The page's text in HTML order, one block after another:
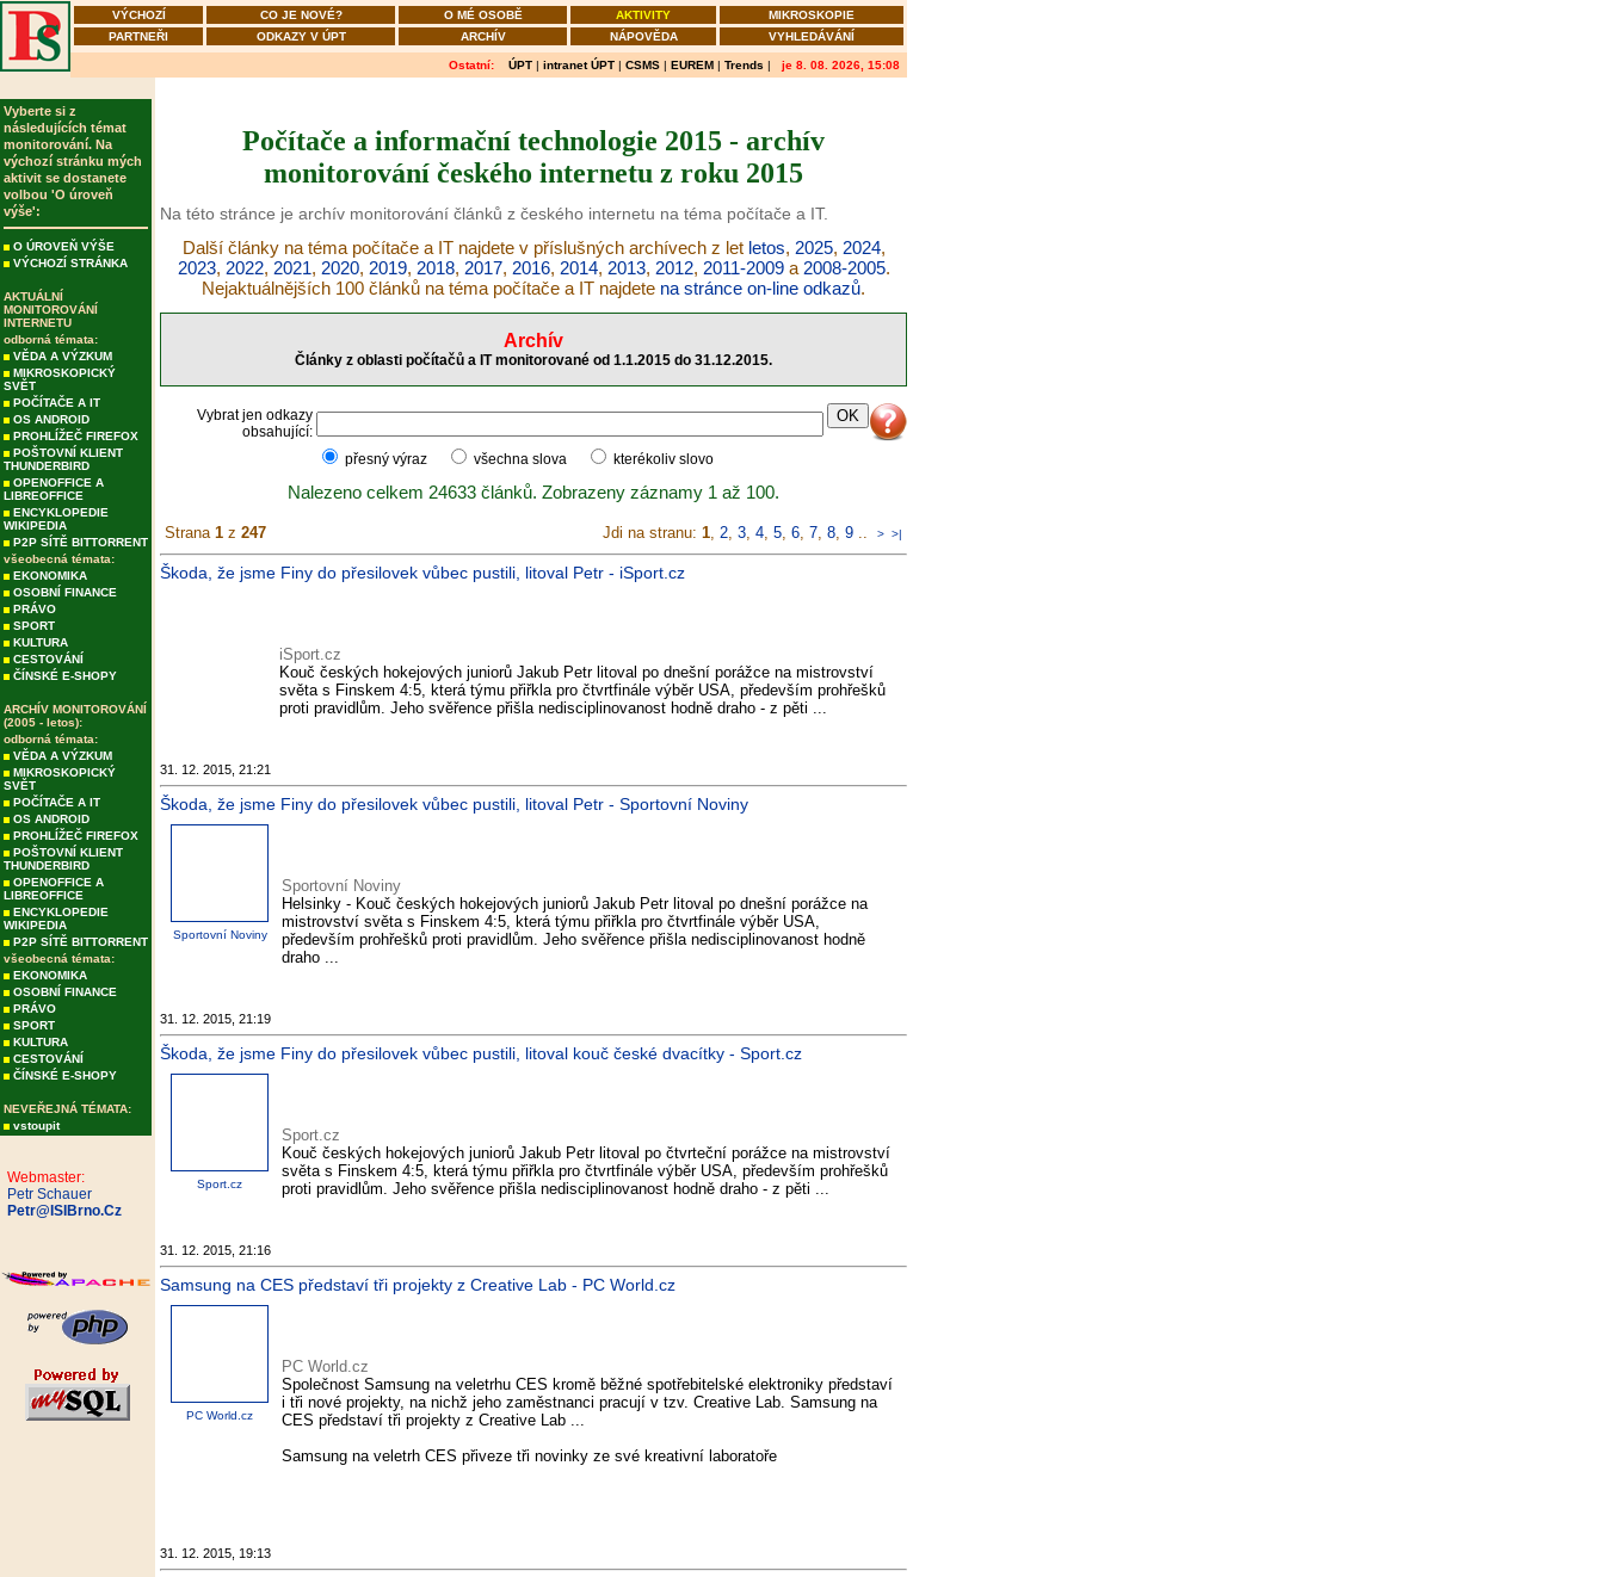
VÝCHOZÍ CO JE NOVÉ? O MÉ OSOBĚ AKTIVITY
MIKROSKOPIE
PARTNEŘI
ODKAZY V ÚPT ARCHÍV NÁPOVĚDA VYHLEDÁVÁNÍ
Ostatní: ÚPT | intranet ÚPT | CSMS | EUREM | Trends | je 8. 08. 2026, 15:08
Vyberte si z
následujících témat
monitorování. Na
výchozí stránku mých
aktivit se dostanete
volbou 'O úroveň
výše':
O ÚROVEŇ VÝŠE
VÝCHOZÍ STRÁNKA
AKTUÁLNÍ
MONITOROVÁNÍ
INTERNETU
odborná témata:
VĚDA A VÝZKUM
MIKROSKOPICKÝ
SVĚT
POČÍTAČE A IT
OS ANDROID
PROHLÍŽEČ FIREFOX
POŠTOVNÍ KLIENT
THUNDERBIRD
OPENOFFICE A
LIBREOFFICE
ENCYKLOPEDIE
WIKIPEDIA
P2P SÍTĚ BITTORRENT
všeobecná témata:
EKONOMIKA
OSOBNÍ FINANCE
PRÁVO
SPORT
KULTURA
CESTOVÁNÍ
ČÍNSKÉ E-SHOPY
ARCHÍV MONITOROVÁNÍ
(2005 - letos):
odborná témata:
VĚDA A VÝZKUM
MIKROSKOPICKÝ
SVĚT
POČÍTAČE A IT
OS ANDROID
PROHLÍŽEČ FIREFOX
POŠTOVNÍ KLIENT
THUNDERBIRD
OPENOFFICE A
LIBREOFFICE
ENCYKLOPEDIE
WIKIPEDIA
P2P SÍTĚ BITTORRENT
všeobecná témata:
EKONOMIKA
OSOBNÍ FINANCE
PRÁVO
SPORT
KULTURA
CESTOVÁNÍ
ČÍNSKÉ E-SHOPY
NEVEŘEJNÁ TÉMATA:
vstoupit
Webmaster:
Petr Schauer
Petr@ISIBrno.Cz
Počítače a informační technologie 2015 - archív
monitorování českého internetu z roku 2015
Na této stránce je archív monitorování článků z českého internetu na téma počítače a IT.
Další články na téma počítače a IT najdete v příslušných archívech z let letos, 2025, 2024,
2023, 2022, 2021, 2020, 2019, 2018, 2017, 2016, 2014, 2013, 2012, 2011-2009a 2008-2005.
Nejaktuálnějších 100 článků na téma počítače a IT najdete na stránce on-line odkazů.
Archív
Články z oblasti počítačů a IT monitorované od 1.1.2015 do 31.12.2015.
Vybrat jen odkazy
obsahující:
přesný výraz
všechna slova kterékoliv slovo
Nalezeno celkem 24633 článků. Zobrazeny záznamy 1 až 100.
Strana 1 z 247 Jdi na stranu: 1, 2, 3, 4, 5, 6, 7, 8, 9 .. > >|
Škoda, že jsme Finy do přesilovek vůbec pustili, litoval Petr - iSport.cz
iSport.cz
Kouč českých hokejových juniorů Jakub Petr litoval po dnešní porážce na mistrovství
světa s Finskem 4:5, která týmu přiřkla pro čtvrtfinále výběr USA, především prohřešků
proti pravidlům. Jeho svěřence přišla nedisciplinovanost hodně draho - z pěti ...
31. 12. 2015, 21:21
Škoda, že jsme Finy do přesilovek vůbec pustili, litoval Petr - Sportovní Noviny
Sportovní Noviny
Sportovní Noviny
Helsinky - Kouč českých hokejových juniorů Jakub Petr litoval po dnešní porážce na
mistrovství světa s Finskem 4:5, která týmu přiřkla pro čtvrtfinále výběr USA,
především prohřešků proti pravidlům. Jeho svěřence přišla nedisciplinovanost hodně
draho ...
31. 12. 2015, 21:19
Škoda, že jsme Finy do přesilovek vůbec pustili, litoval kouč české dvacítky - Sport.cz
Sport.cz
Sport.cz
Kouč českých hokejových juniorů Jakub Petr litoval po čtvrteční porážce na mistrovství
světa s Finskem 4:5, která týmu přiřkla pro čtvrtfinále výběr USA, především prohřešků
proti pravidlům. Jeho svěřence přišla nedisciplinovanost hodně draho - z pěti ...
31. 12. 2015, 21:16
Samsung na CES představí tři projekty z Creative Lab - PC World.cz
PC World.cz
PC World.cz
Společnost Samsung na veletrhu CES kromě běžné spotřebitelské elektroniky představí
i tři nové projekty, na nichž jeho zaměstnanci pracují v tzv. Creative Lab. Samsung na
CES představí tři projekty z Creative Lab ...
Samsung na veletrh CES přiveze tři novinky ze své kreativní laboratoře
31. 12. 2015, 19:13